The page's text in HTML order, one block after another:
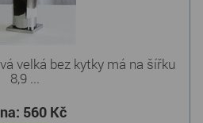
velká bez kytky má na šířku
8,9 ...
560 Kč